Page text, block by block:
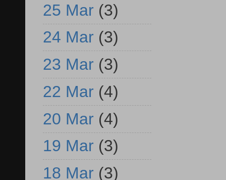
25 Mar (3)
24 Mar (3)
23 Mar (3)
22 Mar (4)
20 Mar (4)
19 Mar (3)
18 Mar (3)